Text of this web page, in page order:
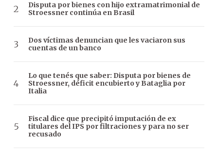
Disputa por bienes con hijo extramatrimonial de
Stroessner continúa en Brasil
Dos víctimas denuncian que les vaciaron sus
cuentas de un banco
Lo que tenés que saber: Disputa por bienes de
Stroessner, déficit encubierto y Bataglia por
Italia
Fiscal dice que precipitó imputación de ex
titulares del IPS por filtraciones y para no ser
recusado